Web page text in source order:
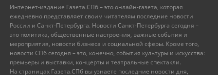
Интернет-издание Газета.СПб – это онлайн-газета, которая
ежедневно представляет своим читателям последние новости
России и Санкт-Петербурга. Новости Санкт-Петербурга сегодня –
это политика, общественные настроения, важные события и
мероприятия, новости бизнеса и социальной сферы. Кроме того,
новости СПб сегодня – это, конечно, события культуры и искусства:
премьеры и выставки, концерты и театральные спектакли.
На страницах Газета.СПб вы узнаете последние новости дня,